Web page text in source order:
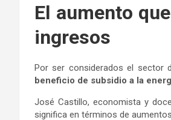
El aumento
ingresos
Por ser considerados el sector
beneficio de subsidio a la
José Castillo, economista y
significa en términos de